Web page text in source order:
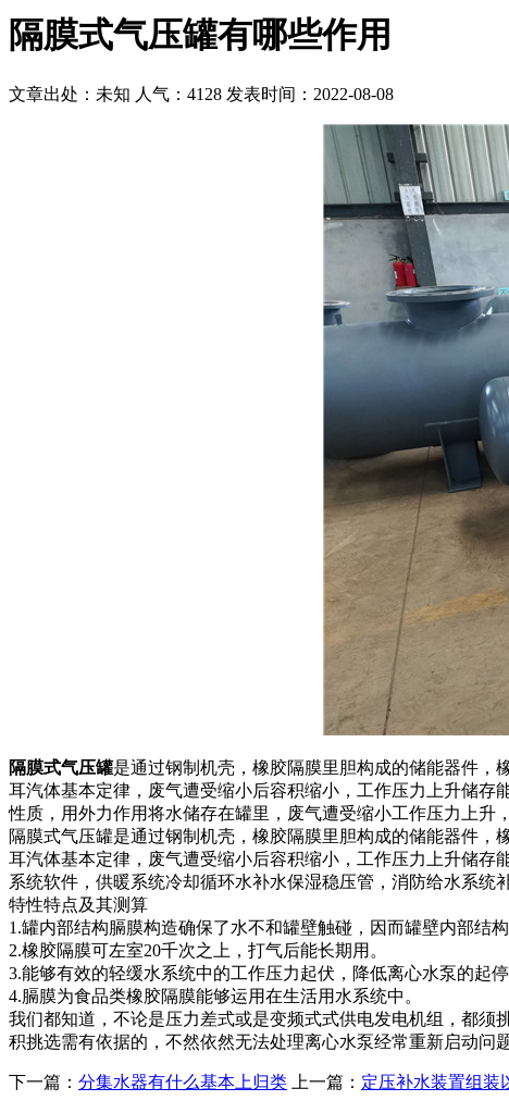
隔膜式气压罐有哪些作用
文章出处：未知 人气：4128 发表时间：2022-08-08
隔膜式气压罐是通过钢制机壳，橡胶隔膜里胆构成的储能器件，
耳汽体基本定律，废气遭受缩小后容积缩小，工作压力上升储
性质，用外力作用将水储存在罐里，废气遭受缩小工作压力上升
隔膜式气压罐是通过钢制机壳，橡胶隔膜里胆构成的储能器件
耳汽体基本定律，废气遭受缩小后容积缩小，工作压力上升储
系统软件，供暖系统冷却循环水补水保湿稳压管，消防给水系统
特性特点及其测算
1.罐内部结构膈膜构造确保了水不和罐壁触碰，因而罐壁内部结
2.橡胶隔膜可左室20千次之上，打气后能长期用。
3.能够有效的轻缓水系统中的工作压力起伏，降低离心水泵的起停
4.膈膜为食品类橡胶隔膜能够运用在生活用水系统中。
我们都知道，不论是压力差式或是变频式式供电发电机组，都
积挑选需有依据的，不然依然无法处理离心水泵经常重新启动问
下一篇： 分集水器有什么基本上归类 上一篇： 定压补水装置组装